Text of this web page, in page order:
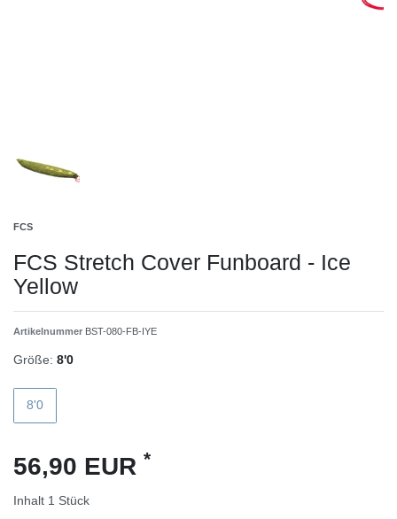
FCS
FCS Stretch Cover Funboard - Ice
Yellow
Artikelnummer BST-080-FB-IYE
Größe: 8'0
8'0
56,90 EUR *
Inhalt 1 Stück